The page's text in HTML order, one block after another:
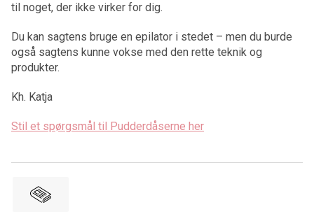
til noget, der ikke virker for dig.
Du kan sagtens bruge en epilator i stedet – men du burde
også sagtens kunne vokse med den rette teknik og
produkter.
Kh. Katja
Stil et spørgsmål til Pudderdåserne her